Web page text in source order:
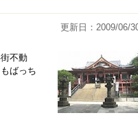
更新日：2009/06/
不動
ばっち